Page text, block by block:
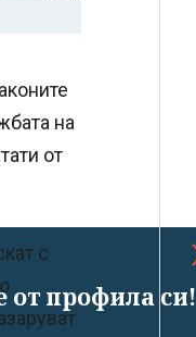
от профила си!
на
от
с